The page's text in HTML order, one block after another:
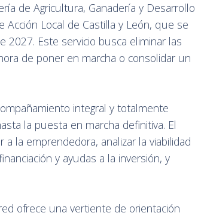
de Agricultura, Ganadería y Desarrollo
Acción Local de Castilla y León, que se
2027. Este servicio busca eliminar las
de poner en marcha o consolidar un
integral y totalmente
la puesta en marcha definitiva. El
la emprendedora, analizar la viabilidad
y ayudas a la inversión, y
ofrece una vertiente de orientación